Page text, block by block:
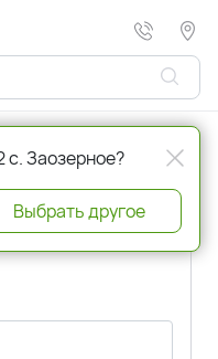
Заозерное?
Выбрать другое